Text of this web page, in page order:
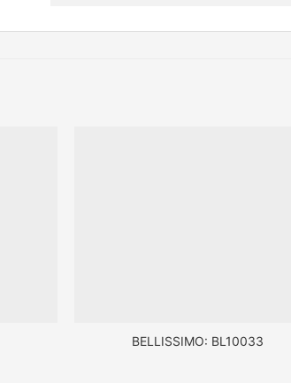
BELLISSIMO: BL10033